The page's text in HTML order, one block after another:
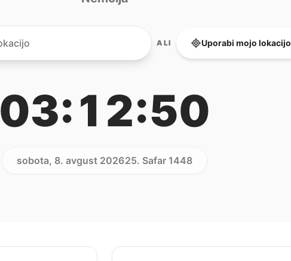
ALI Uporabi mojo lokacijo
03:12:50
sobota, 8. avgust 202625. Safar 1448